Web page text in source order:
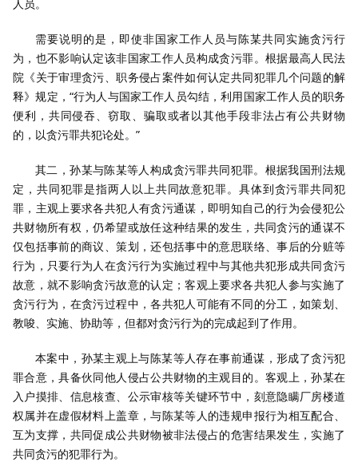
人员。
需要说明的是，即使非国家工作人员与陈某共同实施贪污行
为，也不影响认定该非国家工作人员构成贪污罪。根据最高人民法
院《关于审理贪污、职务侵占案件如何认定共同犯罪几个问题的解
释》规定，“行为人与国家工作人员勾结，利用国家工作人员的职务
便利，共同侵吞、窃取、骗取或者以其他手段非法占有公共财物
的，以贪污罪共犯论处。”
其二，孙某与陈某等人构成贪污罪共同犯罪。根据我国刑法规
定，共同犯罪是指两人以上共同故意犯罪。具体到贪污罪共同犯
罪，主观上要求各共犯人有贪污通谋，即明知自己的行为会侵犯公
共财物所有权，仍希望或放任这种结果的发生，共同贪污的通谋不
仅包括事前的商议、策划，还包括事中的意思联络、事后的分赃等
行为，只要行为人在贪污行为实施过程中与其他共犯形成共同贪污
故意，就不影响贪污故意的认定；客观上要求各共犯人参与实施了
贪污行为，在贪污过程中，各共犯人可能有不同的分工，如策划、
教唆、实施、协助等，但都对贪污行为的完成起到了作用。
本案中，孙某主观上与陈某等人存在事前通谋，形成了贪污犯
罪合意，具备伙同他人侵占公共财物的主观目的。客观上，孙某在
入户摸排、信息核查、公示审核等关键环节中，刻意隐瞒厂房楼道
权属并在虚假材料上盖章，与陈某等人的违规申报行为相互配合、
互为支撑，共同促成公共财物被非法侵占的危害结果发生，实施了
共同贪污的犯罪行为。